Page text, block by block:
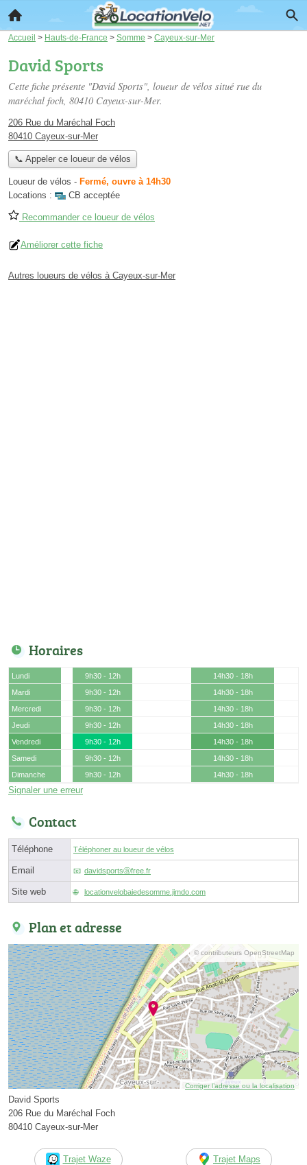
Accueil > Hauts-de-France > Somme > Cayeux-sur-Mer
David Sports
Cette fiche présente "David Sports", loueur de vélos situé rue du
maréchal foch, 80410 Cayeux-sur-Mer.
206 Rue du Maréchal Foch
80410 Cayeux-sur-Mer
📞 Appeler ce loueur de vélos
Loueur de vélos - Fermé, ouvre à 14h30
Locations :
CB acceptée
Recommander ce loueur de vélos
Améliorer cette fiche
Autres loueurs de vélos à Cayeux-sur-Mer
Horaires
Lundi 9h30 - 12h
14h30 - 18h
Mardi
9h30 - 12h
14h30 - 18h
Mercredi
9h30 - 12h
14h30 - 18h
Jeudi
9h30 - 12h
14h30 - 18h
Vendredi
9h30 - 12h
14h30 - 18h
Samedi
9h30 - 12h
14h30 - 18h
Dimanche
9h30 - 12h 14h30 - 18h
Signaler une erreur
Contact
Téléphone Téléphoner au loueur de vélos
Email davidsportsⓐfree.fr
Site web locationvelobaiedesomme.jimdo.com
Plan et adresse
© contributeurs OpenStreetMap
Corriger l’adresse ou la localisation
David Sports
206 Rue du Maréchal Foch
80410 Cayeux-sur-Mer
Trajet Waze Trajet Maps